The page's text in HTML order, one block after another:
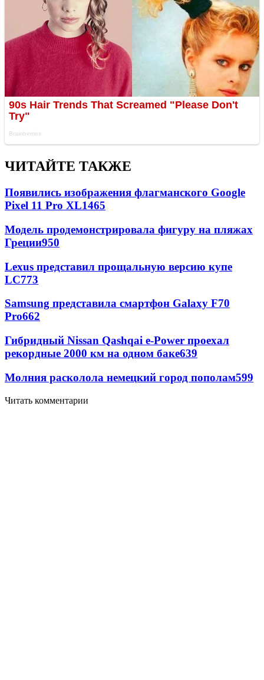
ЧИТАЙТЕ ТАКЖЕ
Появились изображения флагманского Google
Pixel 11 Pro XL1465
Модель продемонстрировала фигуру на пляжах
Греции950
Lexus представил прощальную версию купе
LC773
Samsung представила смартфон Galaxy F70
Pro662
Гибридный Nissan Qashqai e-Power проехал
рекордные 2000 км на одном баке639
Молния расколола немецкий город пополам599
Читать комментарии